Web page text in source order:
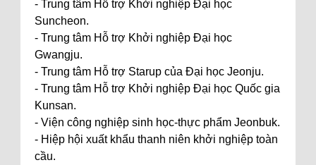
- Trung tâm Hỗ trợ Khởi nghiệp Đại học
Suncheon.
- Trung tâm Hỗ trợ Khởi nghiệp Đại học
Gwangju.
- Trung tâm Hỗ trợ Starup của Đại học Jeonju.
- Trung tâm Hỗ trợ Khởi nghiệp Đại học Quốc gia
Kunsan.
- Viện công nghiệp sinh học-thực phẩm Jeonbuk.
- Hiệp hội xuất khẩu thanh niên khởi nghiệp toàn
cầu.